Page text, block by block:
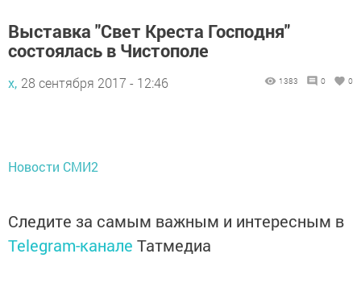
Выставка "Свет Креста Господня"
состоялась в Чистополе
х, 28 сентября 2017 - 12:46 1383 0 0
Новости СМИ2
Следите за самым важным и интересным в
Telegram-канале Татмедиа